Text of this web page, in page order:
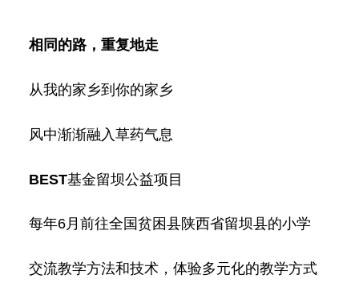
相同的路，重复地走
从我的家乡到你的家乡
风中渐渐融入草药气息
BEST基金留坝公益项目
每年6月前往全国贫困县陕西省留坝县的小学
交流教学方法和技术，体验多元化的教学方式